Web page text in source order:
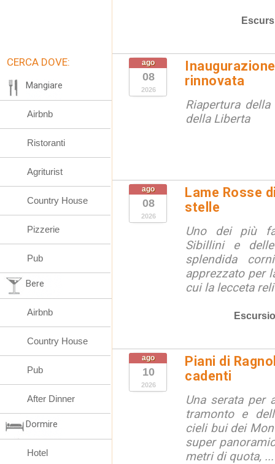
ago
08
2026
rinnovata
Riapertura
della Liberta
ago
08
2026
Lame Rosse
stelle
Uno dei più
Sibillini e
splendida
apprezzato per
cui la lecceta
ago
10
2026
Piani di
cadenti
Una serata per
tramonto e
cieli bui dei
super
metri di quota, ...
CERCA DOVE:
Mangiare
Airbnb
Ristoranti
Agriturist
Country House
Pizzerie
Pub
Bere
Airbnb
Country House
Pub
After Dinner
Dormire
Hotel